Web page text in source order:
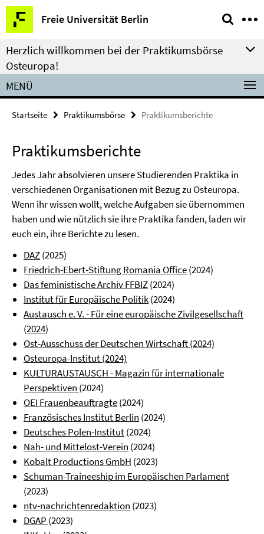
Springe
direkt
zu
Inhalt
Freie Universität Berlin
Service-
Navigation
Herzlich willkommen bei der Praktikumsbörse
Osteuropa!
MENÜ
Startseite Praktikumsbörse Praktikumsberichte
Praktikumsberichte
Jedes Jahr absolvieren unsere Studierenden Praktika in
verschiedenen Organisationen mit Bezug zu Osteuropa.
Wenn ihr wissen wollt, welche Aufgaben sie übernommen
haben und wie nützlich sie ihre Praktika fanden, laden wir
euch ein, ihre Berichte zu lesen.
DAZ(2025)
Friedrich-Ebert-Stiftung Romania Office(2024)
Das feministische Archiv FFBIZ(2024)
Institut für Europäische Politik(2024)
Austausch e. V. - Für eine europäische Zivilgesellschaft
(2024)
Ost-Ausschuss der Deutschen Wirtschaft (2024)
Osteuropa-Institut (2024)
KULTURAUSTAUSCH - Magazin für internationale
Perspektiven (2024)
OEI Frauenbeauftragte(2024)
Französisches Institut Berlin (2024)
Deutsches Polen-Institut(2024)
Nah- und Mittelost-Verein (2024)
Kobalt Productions GmbH (2023)
Schuman-Traineeship im Europäischen Parlament
(2023)
ntv-nachrichtenredaktion (2023)
DGAP (2023)